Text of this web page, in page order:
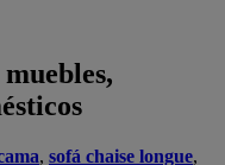
, sofá chaise longue,